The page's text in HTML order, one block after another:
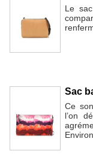
Le
Sac
Ce
l’on